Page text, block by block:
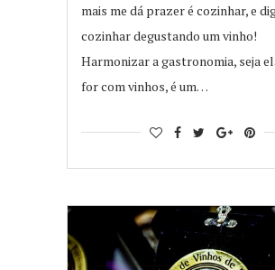
mais me dá prazer é cozinhar, e
cozinhar degustando um vinho!
Harmonizar a gastronomia, seja
for com vinhos, é um…